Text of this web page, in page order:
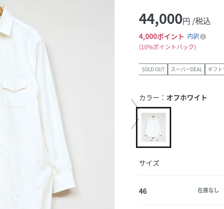
44,000円 /税込
4,000ポイント 内訳
10%ポイントバック
SOLD OUT スーパーDEAL ギフ
カラー： オフホワイト
サイズ
46 在庫なし